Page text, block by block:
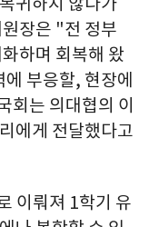
장은 "전 정부
하며 회복해 왔
부응할, 현장에
회는 의대협의 이
에게 전달했다고
이뤄져 1학기 유